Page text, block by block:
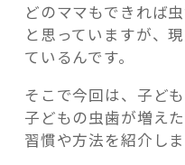
どのママもできれば
と思っていますが、
ているんです。
そこで今回は、子ど
子どもの虫歯が増え
習慣や方法を紹介しま